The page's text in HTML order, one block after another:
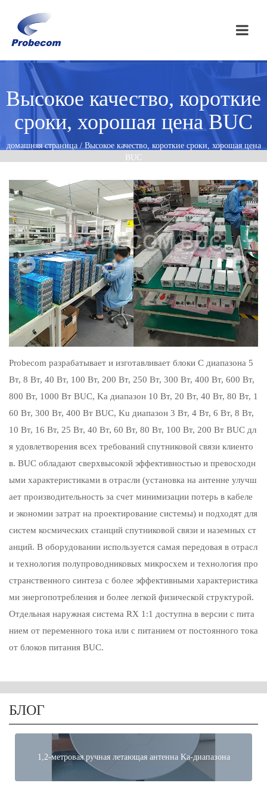
Высокое качество, короткие
сроки, хорошая цена BUC
домашняя страница / Высокое качество, короткие сроки, хорошая цена
BUC
Probecom разрабатывает и изготавливает блоки C диапазона 5
Вт, 8 Вт, 40 Вт, 100 Вт, 200 Вт, 250 Вт, 300 Вт, 400 Вт, 600 Вт,
800 Вт, 1000 Вт BUC, Ka диапазон 10 Вт, 20 Вт, 40 Вт, 80 Вт, 1
60 Вт, 300 Вт, 400 Вт BUC, Ku диапазон 3 Вт, 4 Вт, 6 Вт, 8 Вт,
10 Вт, 16 Вт, 25 Вт, 40 Вт, 60 Вт, 80 Вт, 100 Вт, 200 Вт BUC дл
я удовлетворения всех требований спутниковой связи клиенто
в. BUC обладают сверхвысокой эффективностью и превосходн
ыми характеристиками в отрасли (установка на антенне улучш
ает производительность за счет минимизации потерь в кабеле
и экономии затрат на проектирование системы) и подходят для
систем космических станций спутниковой связи и наземных ст
анций. В оборудовании используется самая передовая в отрасл
и технология полупроводниковых микросхем и технология про
странственного синтеза с более эффективными характеристика
ми энергопотребления и более легкой физической структурой.
Отдельная наружная система RX 1:1 доступна в версии с пита
нием от переменного тока или с питанием от постоянного тока
от блоков питания BUC.
БЛОГ
1,2-метровая ручная летающая антенна Ka-диапазона